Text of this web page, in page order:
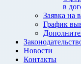
в
Заявка на
График
Новости
Контакты